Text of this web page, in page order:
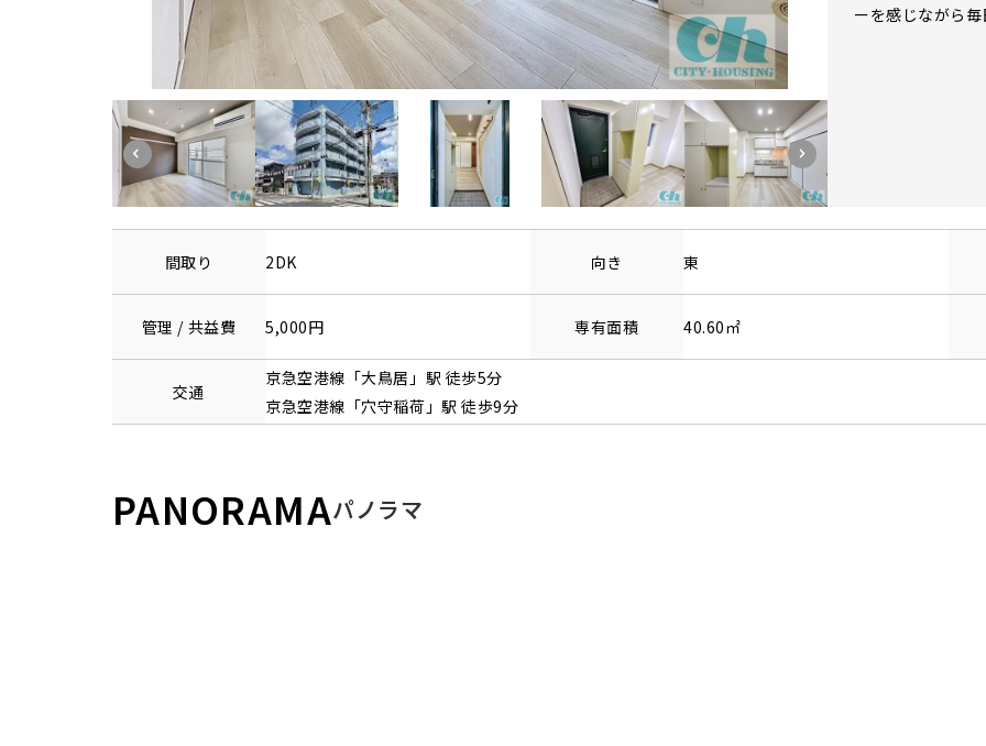
ーを感じながら毎
間取り 2DK 向き 東
管理 / 共益費 5,000円 専有面積 40.60㎡
交通
京急空港線 「大鳥居 」駅 徒歩5分
京急空港線 「穴守稲荷 」駅 徒歩9分
PANORAMAパノラマ